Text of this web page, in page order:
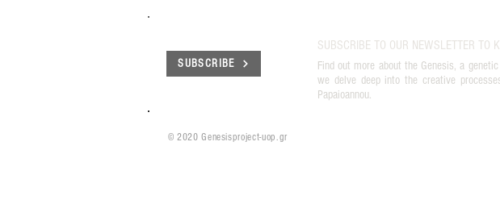
SUBSCRIBE
SUBSCRIBE TO OUR NEWSLETTER TO
Find out more about the Genesis, a
we delve deep into the creative
Papaioannou.
© 2020 Genesisproject-uop.gr